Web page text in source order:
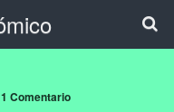
Comentario